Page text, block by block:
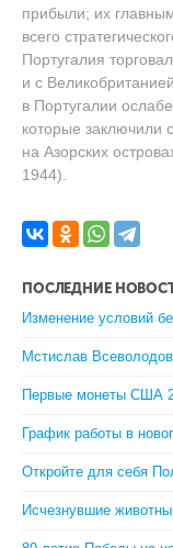
прибыли; их
всего
Португалия
и с
в Португалии
которые заключили
на Азорских
1944).
ПОСЛЕДНИЕ
Изменение условий
Мстислав
Первые монеты США
График работы в
Откройте для себя
Исчезнувшие